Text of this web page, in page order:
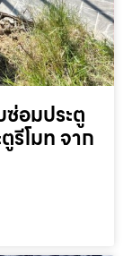
ซ่อมประตู
รีโมท จาก